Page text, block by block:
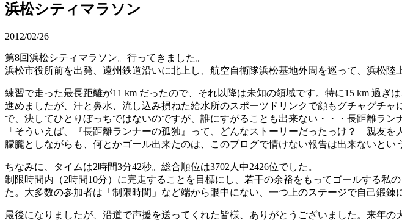
浜松シティマラソン
2012/02/26
第8回浜松シティマラソン。行ってきました。
浜松市役所前を出発、遠州鉄道沿いに北上し、航空自衛隊浜松基地外周を巡って、浜松陸
練習で走った最長距離が11 km だったので、それ以降は未知の領域です。特に15 km 過
進めましたが、汗と鼻水、流し込み損ねた給水所のスポーツドリンクで顔もグチャグチ
で、決してひとりぼっちではないのですが、誰にすがることも出来ない・・・長距離ラン
「そういえば、『長距離ランナーの孤独』って、どんなストーリーだったっけ？ 親友を
朦朧としながらも、何とかゴール出来たのは、このブログで情けない報告は出来ないとい
ちなみに、タイムは2時間3分42秒。総合順位は3702人中2426位でした。
制限時間内（2時間10分）に完走することを目標にし、若干の余裕をもってゴールする
た。大多数の参加者は「制限時間」など端から眼中にない、一つ上のステージで自己鍛錬
最後になりましたが、沿道で声援を送ってくれた皆様、ありがとうございました。来年の